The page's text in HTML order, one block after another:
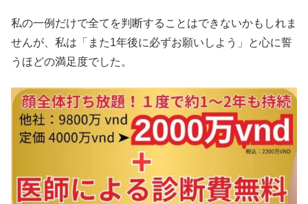
私の一例だけで全てを判断することはできないかもしれま
せんが、私は「また1年後に必ずお願いしよう」と心に誓
うほどの満足度でした。